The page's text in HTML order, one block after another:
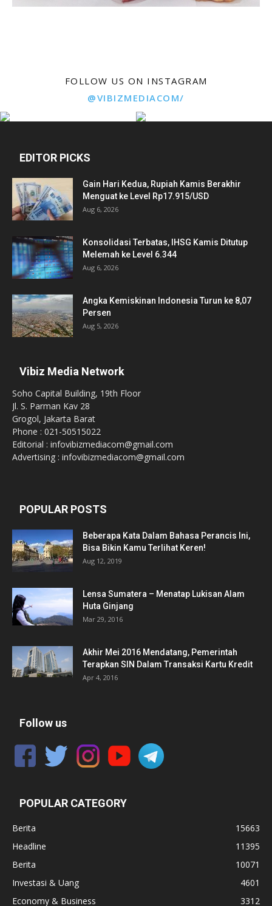
FOLLOW US ON INSTAGRAM
@VIBIZMEDIACOM/
EDITOR PICKS
Gain Hari Kedua, Rupiah Kamis Berakhir
Menguat ke Level Rp17.915/USD
Aug 6, 2026
Konsolidasi Terbatas, IHSG Kamis Ditutup
Melemah ke Level 6.344
Aug 6, 2026
Angka Kemiskinan Indonesia Turun ke 8,07
Persen
Aug 5, 2026
Vibiz Media Network
Soho Capital Building, 19th Floor
Jl. S. Parman Kav 28
Grogol, Jakarta Barat
Phone : 021-50515022
Editorial : infovibizmediacom@gmail.com
Advertising : infovibizmediacom@gmail.com
POPULAR POSTS
Beberapa Kata Dalam Bahasa Perancis Ini,
Bisa Bikin Kamu Terlihat Keren!
Aug 12, 2019
Lensa Sumatera – Menatap Lukisan Alam
Huta Ginjang
Mar 29, 2016
Akhir Mei 2016 Mendatang, Pemerintah
Terapkan SIN Dalam Transaksi Kartu Kredit
Apr 4, 2016
Follow us
POPULAR CATEGORY
Berita
15663
Headline
11395
Berita
10071
Investasi & Uang
4601
Economy & Business
3312